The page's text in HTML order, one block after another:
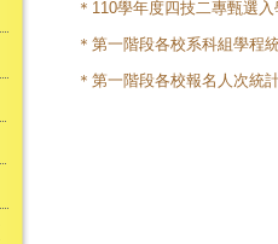
＊110學年度四技二專甄選
＊第一階段各校系科組學程
＊第一階段各校報名人次統